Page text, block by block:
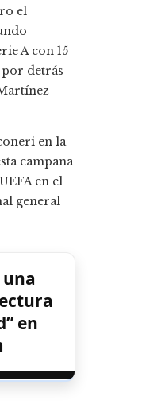
el
A con 15
detrás
en la
campaña
en el
general
en